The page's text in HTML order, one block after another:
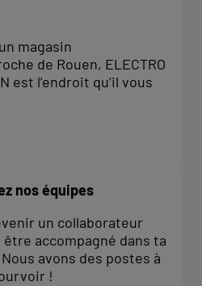
magasin
de Rouen, ELECTRO
est l’endroit qu’il vous
nos équipes
un collaborateur
être accompagné dans ta
avons des postes à
!